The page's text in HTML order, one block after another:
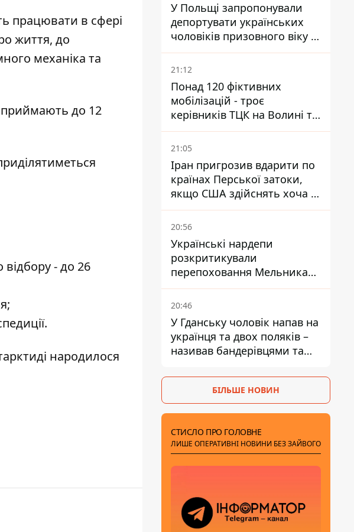
працювати в сфері
життя, до
механіка та
приймають до 12
- до 26
народилося
У Польщі запропонували
депортувати українських
чоловіків призовного віку -
кого це може торкнутися
21:12
Понад 120 фіктивних
мобілізацій - троє
керівників ТЦК на Волині та
Буковині отримали підозри
за фейкові звіти
21:05
Іран пригрозив вдарити по
країнах Перської затоки,
якщо США здійснять хоча б
одну атаку - Reuters
20:56
Українські нардепи
розкритикували
перепоховання Мельника
через ризик дипломатичної
ізоляції
20:46
У Гданську чоловік напав на
українця та двох поляків –
називав бандерівцями та
БІЛЬШЕ НОВИН
СТИСЛО ПРО ГОЛОВНЕ
ЛИШЕ ОПЕРАТИВНІ НОВИНИ БЕЗ ЗАЙВОГО